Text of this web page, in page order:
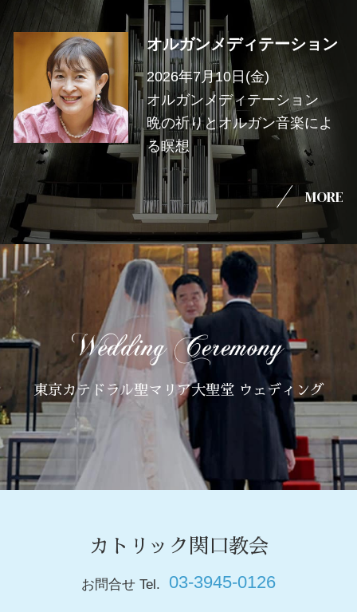
オルガンメディテーション
2026年7月10日(金)
オルガンメディテーション
晩の祈りとオルガン音楽によ
る瞑想
MORE
東京カテドラル聖マリア大聖堂 ウェディング
カトリック関口教会
お問合せ Tel. 03-3945-0126